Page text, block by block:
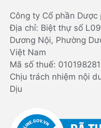
Công ty Cổ phần Dược
Địa chỉ: Biệt thự số
Dương Nội, Phường
Việt Nam
Mã số thuế:
Chịu trách nhiệm nội
Dịu